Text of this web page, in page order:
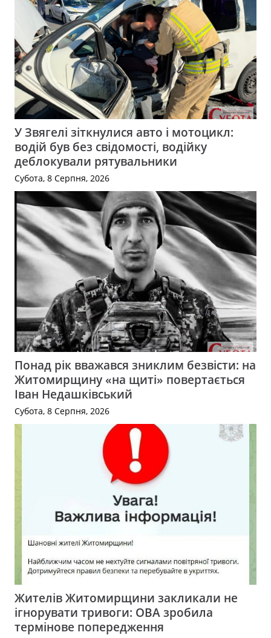
У Звягелі зіткнулися авто і мотоцикл:
водій був без свідомості, водійку
деблокували рятувальники
Субота, 8 Серпня, 2026
Понад рік вважався зниклим безвісти: на
Житомирщину «на щиті» повертається
Іван Недашківський
Субота, 8 Серпня, 2026
Жителів Житомирщини закликали не
ігнорувати тривоги: ОВА зробила
термінове попередження